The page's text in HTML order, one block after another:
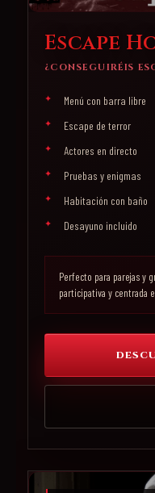
Escape
¿CONSEGUIRÉIS
Menú con barra libre
Escape de terror
Actores en directo
Pruebas y enigmas
Habitación con baño
Desayuno incluido
Perfecto para parejas y
participativa y centrada